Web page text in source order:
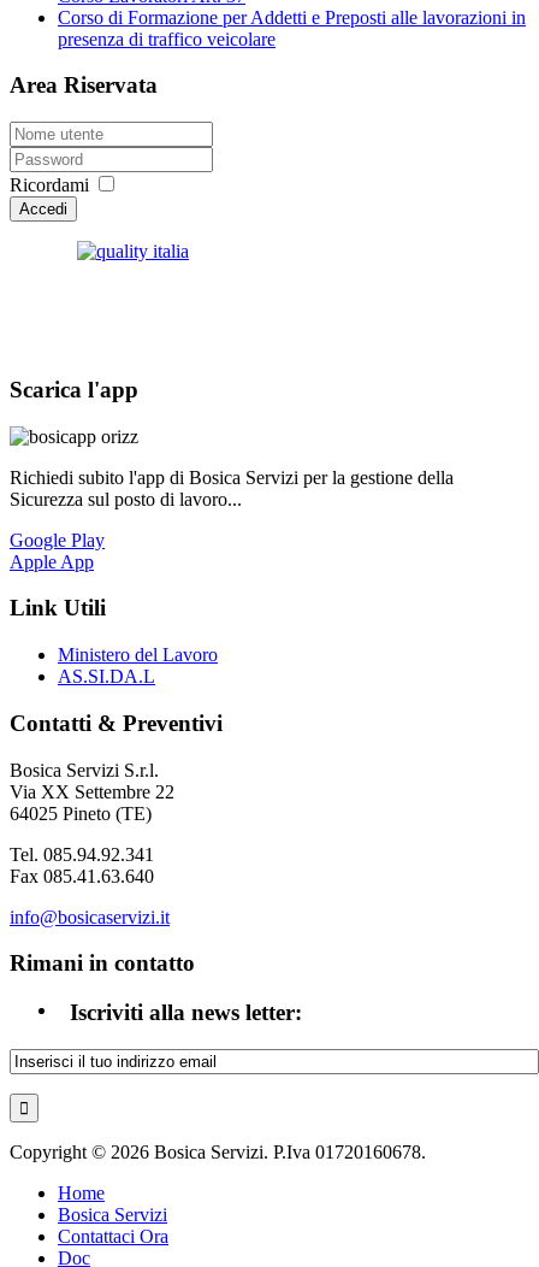
Corso di Formazione per Addetti e Preposti alle lavorazioni in
presenza di traffico veicolare
Area Riservata
Ricordami
Accedi
Scarica l'app
Richiedi subito l'app di Bosica Servizi per la gestione della
Sicurezza sul posto di lavoro...
Google Play
Apple App
Link Utili
Ministero del Lavoro
AS.SI.DA.L
Contatti & Preventivi
Bosica Servizi S.r.l.
Via XX Settembre 22
64025 Pineto (TE)
Tel. 085.94.92.341
Fax 085.41.63.640
info@bosicaservizi.it
Rimani in contatto
Iscriviti alla news letter:
Copyright © 2026 Bosica Servizi. P.Iva 01720160678.
Home
Bosica Servizi
Contattaci Ora
Doc